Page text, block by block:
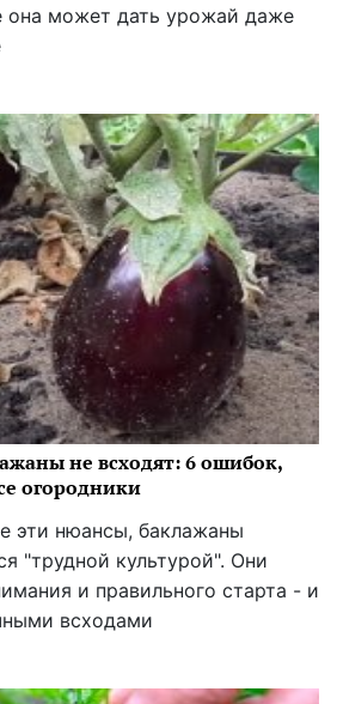
она может дать урожай даже
не всходят: 6 ошибок,
огородники
эти нюансы, баклажаны
"трудной культурой". Они
и правильного старта - и
всходами